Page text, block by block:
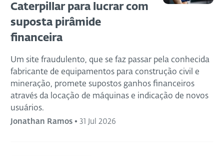
Caterpillar para lucrar com
suposta pirâmide
financeira
Um site fraudulento, que se faz passar pela conhecida
fabricante de equipamentos para construção civil e
mineração, promete supostos ganhos financeiros
através da locação de máquinas e indicação de novos
usuários.
Jonathan Ramos • 31 Jul 2026